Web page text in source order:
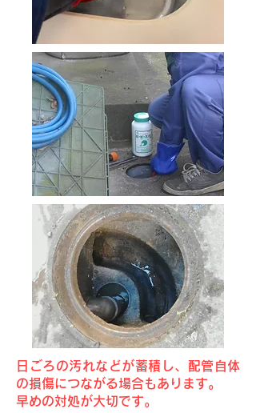
日ごろの汚れなどが蓄積し、配管自体
の損傷につながる場合もあります。
早めの対処が大切です。